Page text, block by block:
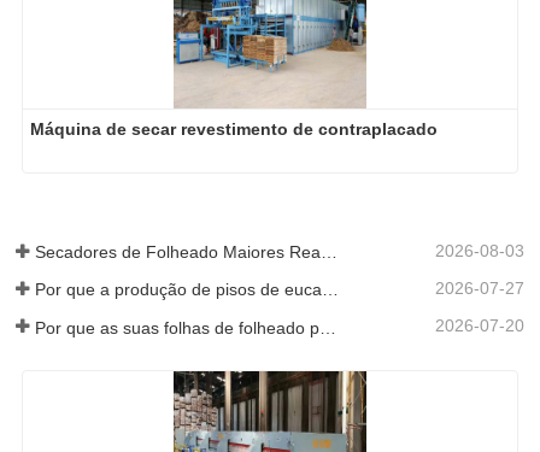
Máquina de secar revestimento de contraplacado
2026-08-03
Por que a produção de pisos de eucalipto precisa de um secador de folheados? 2026-07-27
2026-07-20